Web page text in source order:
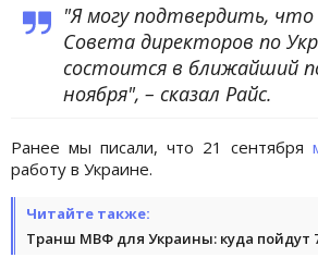
"Я могу подтвердить, что
Совета директоров по
состоится в ближайший
ноября", – сказал Райс.
Ранее мы писали, что 21 сентября
работу в Украине.
Читайте также:
Транш МВФ для Украины: куда пойдут